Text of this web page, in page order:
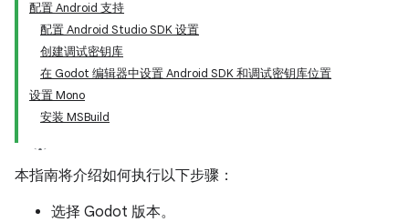
配置 Android 支持
配置 Android Studio SDK 设置
创建调试密钥库
在 Godot 编辑器中设置 Android SDK 和调试密钥库位置
设置 Mono
安装 MSBuild
本指南将介绍如何执行以下步骤：
选择 Godot 版本。